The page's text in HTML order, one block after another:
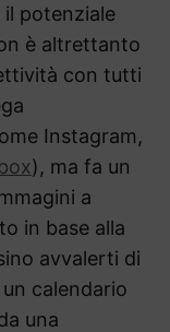
il potenziale
è altrettanto
con tutti
Instagram,
), ma fa un
a
in base alla
avvalerti di
calendario
una